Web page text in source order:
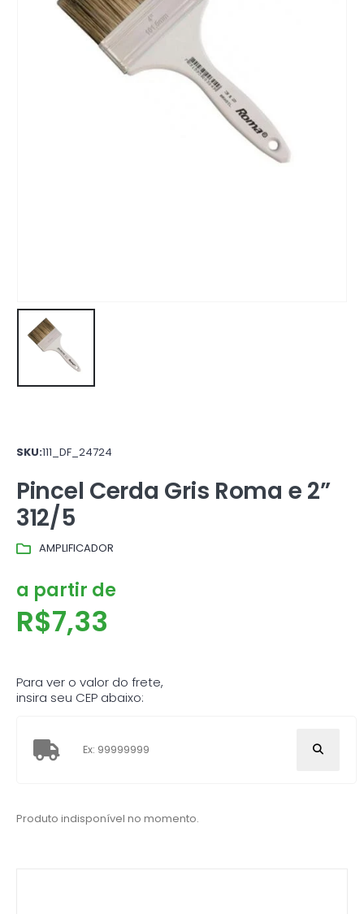
SKU:111_DF_24724
Pincel Cerda Gris Roma e 2”
312/5
AMPLIFICADOR
a partir de
R$7,33
Para ver o valor do frete,
insira seu CEP abaixo:
Produto indisponível no momento.